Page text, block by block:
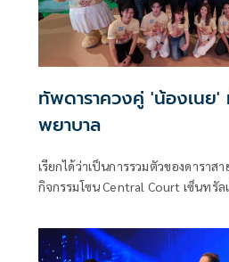
ทัพดาราควงคู่ 'น้องเนย'
พยาบาล
เรียกได้ว่าเป็นการรวมตัวของดารา
กิจกรรมโซน Central Court เซ็นทรัล
โครงการ ‘หมอออร์โธฯ ชวนก้าว เพื่อ
มหากุศลที่ใหญ่ที่สุดแห่งปี เพื่อระดม